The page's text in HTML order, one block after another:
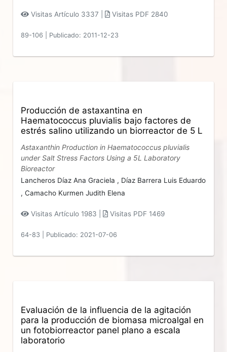
Visitas Artículo 3337 | Visitas PDF 2840
89-106 Publicado: 2011-12-23
Producción de astaxantina en
Haematococcus pluvialis bajo factores de
estrés salino utilizando un biorreactor de 5 L
Astaxanthin Production in Haematococcus pluvialis
under Salt Stress Factors Using a 5L Laboratory
Bioreactor
Lancheros Díaz Ana Graciela , Díaz Barrera Luis Eduardo
,Camacho Kurmen Judith Elena
Visitas Artículo 1983 | Visitas PDF 1469
64-83 Publicado: 2021-07-06
Evaluación de la influencia de la agitación
para la producción de biomasa microalgal en
un fotobiorreactor panel plano a escala
laboratorio